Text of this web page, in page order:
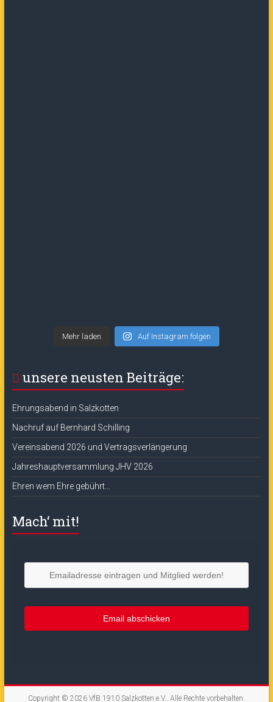
Mehr laden Auf Instagram folgen
unsere neusten Beiträge:
Ehrungsabend in Salzkotten
Nachruf auf Bernhard Schilling
Vereinsabend 2026 und Vertragsverlängerung
Jahreshauptversammlung JHV 2026
Ehren wem Ehre gebührt…
Mach‘ mit!
Copyright © 2026 VfB 1910 Salzkotten e.V.. Alle Rechte vorbehalten.